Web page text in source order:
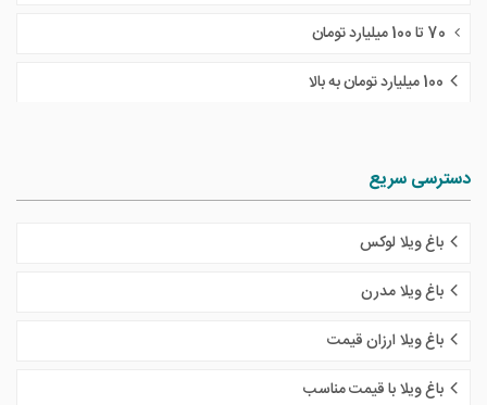
100 میلیارد تومان به بالا
دسترسی سریع
باغ ویلا لوکس
باغ ویلا مدرن
باغ ویلا ارزان قیمت
باغ ویلا با قیمت مناسب